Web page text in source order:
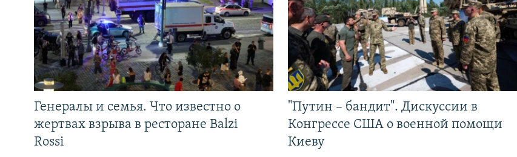
Генералы и семья. Что известно о
жертвах взрыва в ресторане Balzi
Rossi
"Путин – бандит". Дискуссии в
Конгрессе США о военной помощи
Киеву